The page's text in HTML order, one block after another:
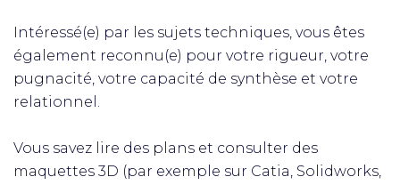
Intéressé(e) par les sujets techniques, vous êtes
également reconnu(e) pour votre rigueur, votre
pugnacité, votre capacité de synthèse et votre
relationnel.
Vous savez lire des plans et consulter des
maquettes 3D (par exemple sur Catia, Solidworks,